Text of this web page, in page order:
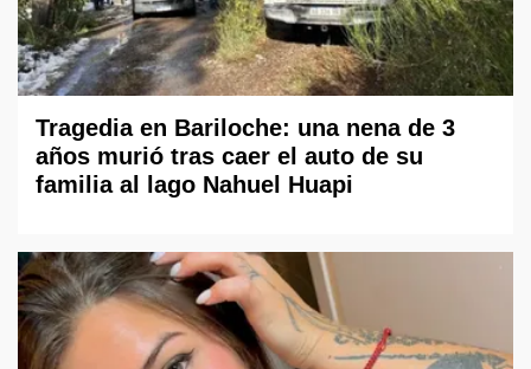
Tragedia en Bariloche: una nena de 3
años murió tras caer el auto de su
familia al lago Nahuel Huapi